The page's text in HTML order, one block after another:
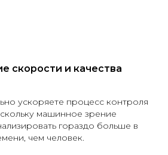
скорости и качества
ускоряете процесс контроля
машинное зрение
гораздо больше в
чем человек.